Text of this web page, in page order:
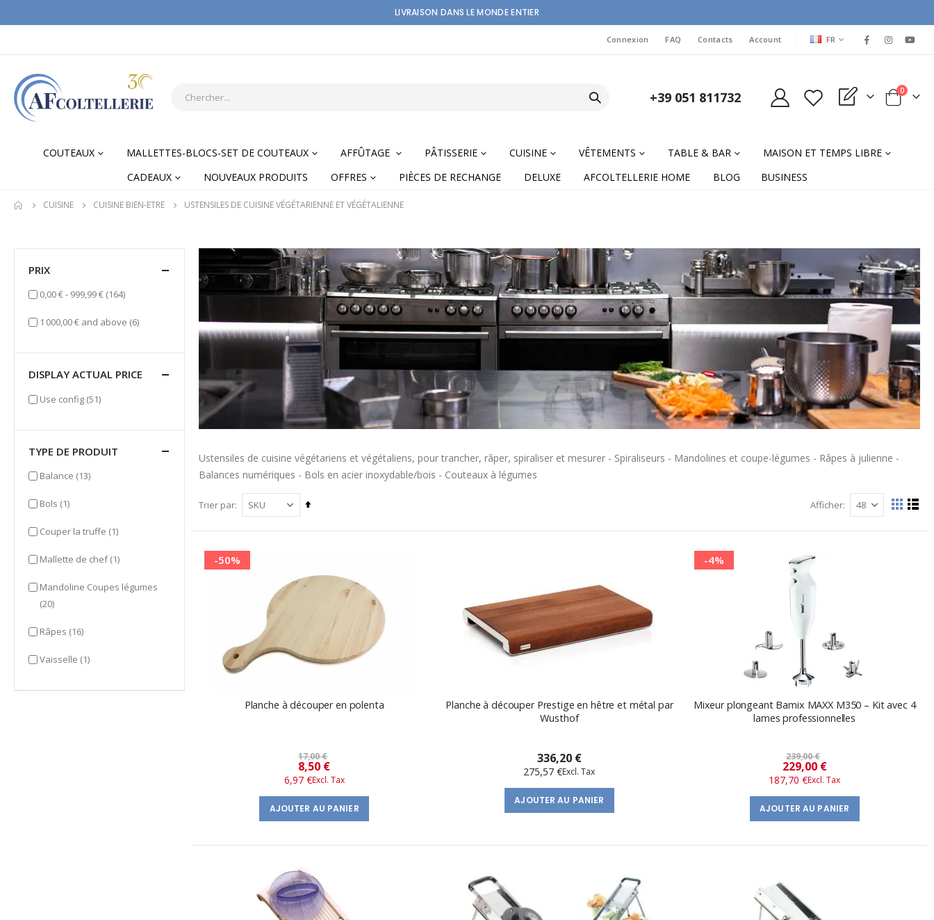
LIVRAISON DANS LE MONDE ENTIER
Connexion FAQ Contacts Account LANGUAGE
FR
+39 051 811732 My Quote Cart
0items
COUTEAUX MALLETTES-BLOCS-SET DE COUTEAUX AFFÛTAGE PÂTISSERIE CUISINE VÊTEMENTS TABLE & BAR
MAISON ET TEMPS LIBRE
CADEAUX
NOUVEAUX PRODUITS OFFRES PIÈCES DE RECHANGE DELUXE AFCOLTELLERIE HOME BLOG BUSINESS
CUISINE CUISINE BIEN-ETRE USTENSILES DE CUISINE VÉGÉTARIENNE ET VÉGÉTALIENNE
Ustensiles de cuisine végétariens et végétaliens, pour trancher, râper, spiraliser et mesurer - Spiraliseurs - Mandolines et coupe-légumes - Râpes à julienne -
Balances numériques - Bols en acier inoxydable/bois - Couteaux à légumes
Trier par
Ordre
Afficher
Afficher
comme
La
-50%
Planche à découper en polenta
17,00 €
Prix
​​
spécial
8,50 €
6,97 €
AJOUTER AU PANIER
Planche à découper Prestige en hêtre et métal par
Wusthof
336,20 €
275,57 €
AJOUTER AU PANIER
-4%
Mixeur plongeant Bamix MAXX M350 – Kit avec 4
lames professionnelles
239,00 €
Prix
spécial
229,00 €
187,70 €
AJOUTER AU PANIER
PRIX
0,00 €- 999,99 € (164)items
1 000,00 € and above (6)items
DISPLAY ACTUAL PRICE
Use config (51)items
TYPE DE PRODUIT
Balance (13)items
Bols (1)item
Couper la truffe (1)item
Mallette de chef(1)item
Mandoline Coupes légumes
(20)items
Râpes (16)items
Vaisselle (1)item